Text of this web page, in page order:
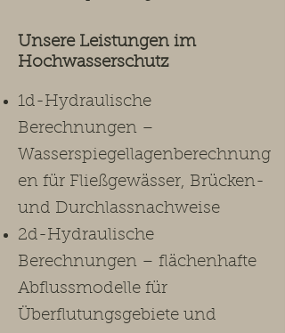
Unsere Leistungen im
Hochwasserschutz ​
1d-Hydraulische
Berechnungen –
Wasserspiegellagenberechnung
en für Fließgewässer, Brücken-
und Durchlassnachweise
2d-Hydraulische
Berechnungen – flächenhafte
Abflussmodelle für
Überflutungsgebiete und